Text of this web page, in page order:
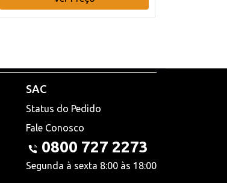
SAC
Status do Pedido
Fale Conosco
0800 727 2273
Segunda à sexta 8:00 às 18:00